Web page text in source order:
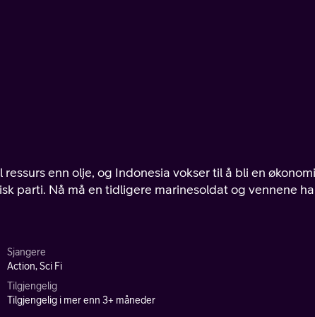
enn olje, og Indonesia vokser til å bli en
parti. Nå må en tidligere marinesoldat og vennene
Sjangere
Action, Sci Fi
Tilgjengelig
Tilgjengelig i mer enn 3+ måneder